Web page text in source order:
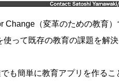
Change（変革のための教育
って既存の教育の課題を解決
も簡単に教育アプリを作る